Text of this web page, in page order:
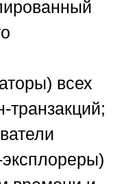
всех
транзакций;